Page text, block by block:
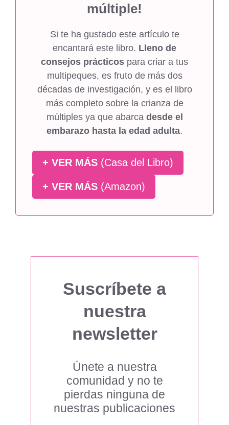
múltiple!
Si te ha gustado este artículo te
encantará este libro. Lleno de
consejos prácticos para criar a tus
multipeques, es fruto de más dos
décadas de investigación, y es el libro
más completo sobre la crianza de
múltiples ya que abarca desde el
embarazo hasta la edad adulta.
+ VER MÁS (Casa del Libro)
+ VER MÁS (Amazon)
Suscríbete a
nuestra
newsletter
Únete a nuestra
comunidad y no te
pierdas ninguna de
nuestras publicaciones